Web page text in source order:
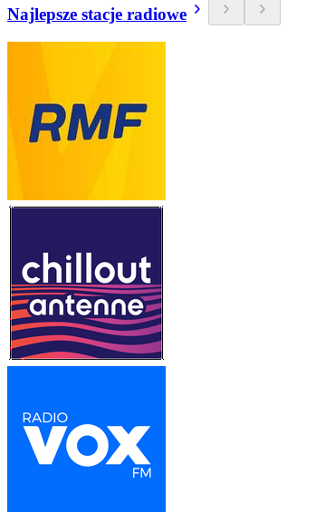
Najlepsze stacje radiowe